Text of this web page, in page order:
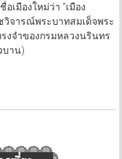
เมืองใหม่ว่า “เมือง
จารณ์พระบาทสมเด็จพระ
งจำของกรมหลวงนรินทร
บาน)